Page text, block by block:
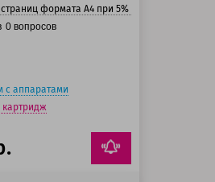
страниц формата А4 при 5% заполнении
0 вопросов
с аппаратами